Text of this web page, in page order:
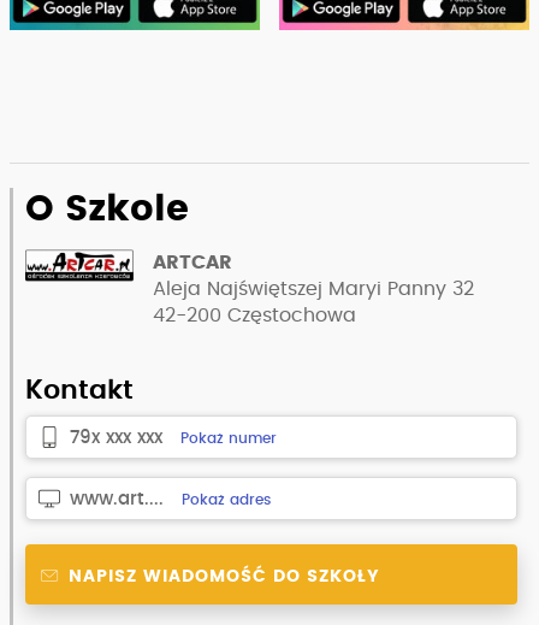
O Szkole
ARTCAR
Aleja Najświętszej Maryi Panny 32
42-200 Częstochowa
Kontakt
79x xxx xxx Pokaż numer
www.art.... Pokaż adres
NAPISZ WIADOMOŚĆ DO SZKOŁY